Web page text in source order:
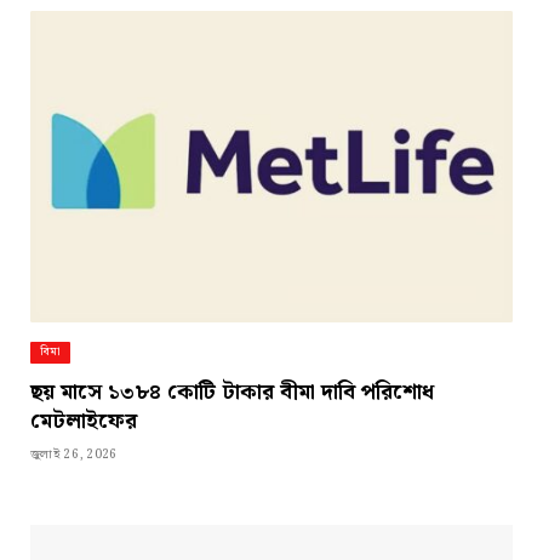
বিমা
ছয় মাসে ১৩৮৪ কোটি টাকার বীমা দাবি পরিশোধ
মেটলাইফের
জুলাই 26, 2026